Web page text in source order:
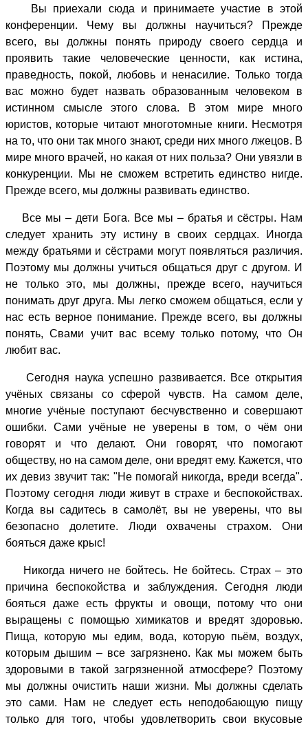
Вы приехали сюда и принимаете участие в этой
конференции. Чему вы должны научиться? Прежде
всего, вы должны понять природу своего сердца и
проявить такие человеческие ценности, как истина,
праведность, покой, любовь и ненасилие. Только тогда
вас можно будет назвать образованным человеком в
истинном смысле этого слова. В этом мире много
юристов, которые читают многотомные книги. Несмотря
на то, что они так много знают, среди них много лжецов. В
мире много врачей, но какая от них польза? Они увязли в
конкуренции. Мы не сможем встретить единство нигде.
Прежде всего, мы должны развивать единство.
Все мы – дети Бога. Все мы – братья и сёстры. Нам
следует хранить эту истину в своих сердцах. Иногда
между братьями и сёстрами могут появляться различия.
Поэтому мы должны учиться общаться друг с другом. И
не только это, мы должны, прежде всего, научиться
понимать друг друга. Мы легко сможем общаться, если у
нас есть верное понимание. Прежде всего, вы должны
понять, Свами учит вас всему только потому, что Он
любит вас.
Сегодня наука успешно развивается. Все открытия
учёных связаны со сферой чувств. На самом деле,
многие учёные поступают бесчувственно и совершают
ошибки. Сами учёные не уверены в том, о чём они
говорят и что делают. Они говорят, что помогают
обществу, но на самом деле, они вредят ему. Кажется, что
их девиз звучит так: "Не помогай никогда, вреди всегда".
Поэтому сегодня люди живут в страхе и беспокойствах.
Когда вы садитесь в самолёт, вы не уверены, что вы
безопасно долетите. Люди охвачены страхом. Они
бояться даже крыс!
Никогда ничего не бойтесь. Не бойтесь. Страх – это
причина беспокойства и заблуждения. Сегодня люди
бояться даже есть фрукты и овощи, потому что они
выращены с помощью химикатов и вредят здоровью.
Пища, которую мы едим, вода, которую пьём, воздух,
которым дышим – все загрязнено. Как мы можем быть
здоровыми в такой загрязненной атмосфере? Поэтому
мы должны очистить наши жизни. Мы должны сделать
это сами. Нам не следует есть неподобающую пищу
только для того, чтобы удовлетворить свои вкусовые